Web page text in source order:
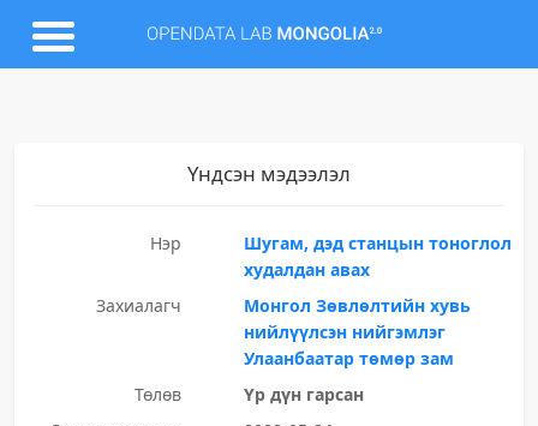
Үндсэн мэдээлэл
Нэр
Шугам, дэд станцын тоноглол
худалдан авах
Захиалагч
Монгол Зөвлөлтийн хувь
нийлүүлсэн нийгэмлэг
Улаанбаатар төмөр зам
Төлөв
Үр дүн гарсан